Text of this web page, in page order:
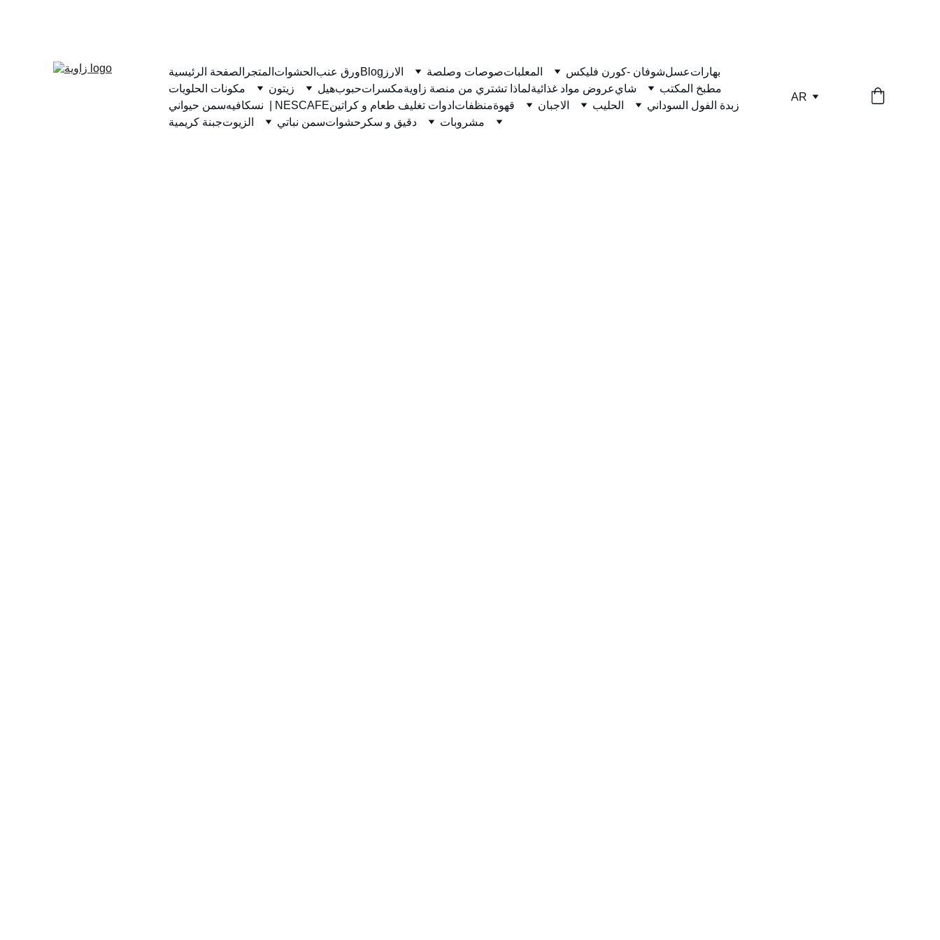
الصفحة الرئيسية المتجر الحشوات ورق عنبBlog الارز صوصات وصلصةالمعلبات شوفان -كورن فليكسعسلبهارات
مكونات الحلويات
زيتون هيلحبوبمكسراتلماذا تشتري من منصة زاويةعروض مواد غذائيةشاي
مطبخ المكتب
سمن حيواني
نسكافيه  | NESCAFEادوات تغليف طعام و كراتين منظفاتقهوة الاجبان الحليب
زبدة الفول السوداني
جبنة كريميةالزيوت سمن نباتيحشوات دقيق و سكر مشروبات
AR